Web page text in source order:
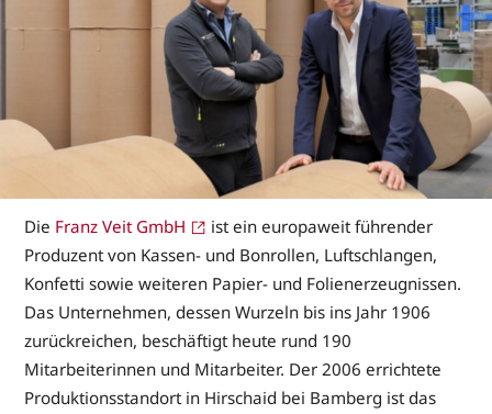
Die Franz Veit GmbH
ist ein europaweit führender
Produzent von Kassen- und Bonrollen, Luftschlangen,
Konfetti sowie weiteren Papier- und Folienerzeugnissen.
Das Unternehmen, dessen Wurzeln bis ins Jahr 1906
zurückreichen, beschäftigt heute rund 190
Mitarbeiterinnen und Mitarbeiter. Der 2006 errichtete
Produktionsstandort in Hirschaid bei Bamberg ist das